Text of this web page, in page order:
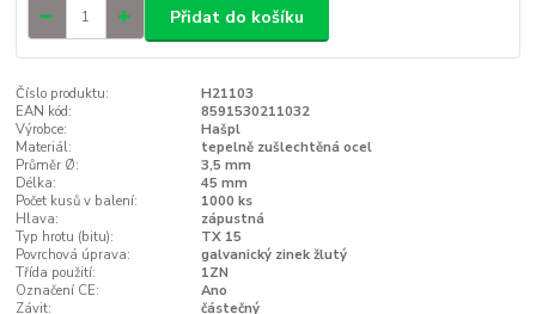
Přidat do košíku
Číslo produktu:
H21103
EAN kód:
8591530211032
Výrobce:
Hašpl
Materiál:
tepelně zušlechtěná ocel
Průměr Ø:
3,5 mm
Délka:
45 mm
Počet kusů v balení:
1000 ks
Hlava:
zápustná
Typ hrotu (bitu):
TX 15
Povrchová úprava:
galvanický zinek žlutý
Třída použití:
1ZN
Označení CE:
Ano
Závit:
částečný